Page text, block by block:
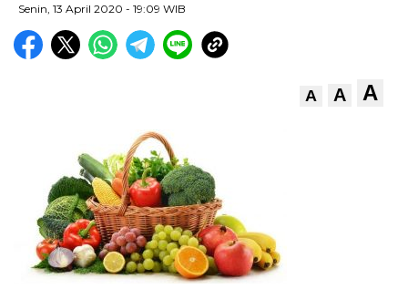
Senin, 13 April 2020 - 19:09 WIB
A A A